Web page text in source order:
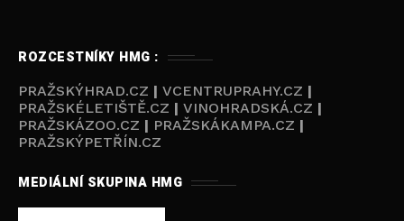
ROZCESTNÍKY HMG :
PRAŽSKÝHRAD.CZ | VCENTRUPRAHY.CZ |
PRAŽSKÉLETIŠTĚ.CZ | VINOHRADSKÁ.CZ |
PRAŽSKÁZOO.CZ | PRAŽSKÁKAMPA.CZ |
PRAŽSKÝPETŘÍN.CZ
MEDIÁLNÍ SKUPINA HMG